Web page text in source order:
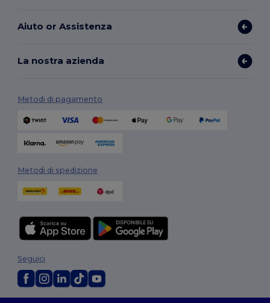
Aiuto or Assistenza
La nostra azienda
Metodi di pagamento
Metodi di spedizione
Seguici